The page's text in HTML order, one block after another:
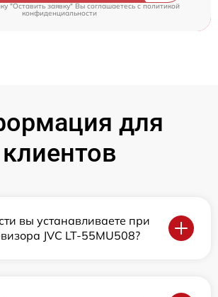
"Оставить заявку" Вы соглашаетесь cполитикой
конфиденциальности
для
клиентов
вы устанавливаете при
JVC LT-55MU508?